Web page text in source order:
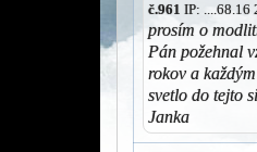
č.961 IP: ....68.16
prosím o
Pán požehnal
rokov a
svetlo do tejto
Janka